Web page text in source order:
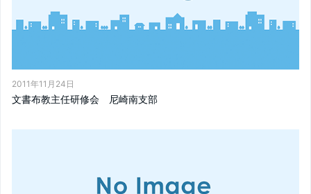
2011年11月24日
文書布教主任研修会 尼崎南支部